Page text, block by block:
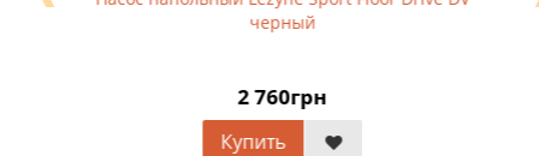
черный
2 760грн
Купить